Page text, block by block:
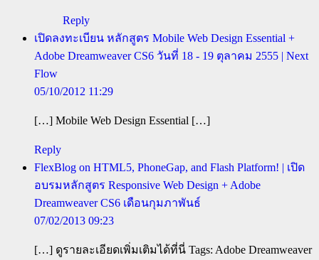
Reply
เปิดลงทะเบียน หลักสูตร Mobile Web Design Essential +
Adobe Dreamweaver CS6 วันที่ 18 - 19 ตุลาคม 2555 | Next
Flow
05/10/2012 11:29
[…] Mobile Web Design Essential […]
Reply
FlexBlog on HTML5, PhoneGap, and Flash Platform! | เปิด
อบรมหลักสูตร Responsive Web Design + Adobe
Dreamweaver CS6 เดือนกุมภาพันธ์
07/02/2013 09:23
[…] ดูรายละเอียดเพิ่มเติมได้ที่นี่ Tags: Adobe Dreamweaver